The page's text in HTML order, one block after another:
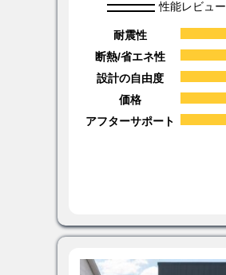
性能レビュー
耐震性
断熱/省エネ性
設計の自由度
価格
アフターサポート